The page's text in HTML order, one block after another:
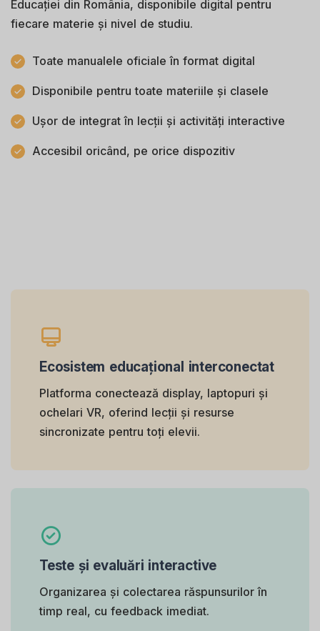
Educației din România, disponibile digital pentru
fiecare materie și nivel de studiu.
Toate manualele oficiale în format digital
Disponibile pentru toate materiile și clasele
Ușor de integrat în lecții și activități interactive
Accesibil oricând, pe orice dispozitiv
Ecosistem educațional interconectat
Platforma conectează display, laptopuri și
ochelari VR, oferind lecții și resurse
sincronizate pentru toți elevii.
Teste și evaluări interactive
Organizarea și colectarea răspunsurilor în
timp real, cu feedback imediat.